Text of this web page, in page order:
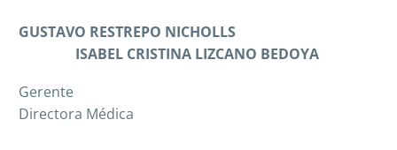
GUSTAVO RESTREPO NICHOLLS
ISABEL CRISTINA LIZCANO BEDOYA
Directora Médica